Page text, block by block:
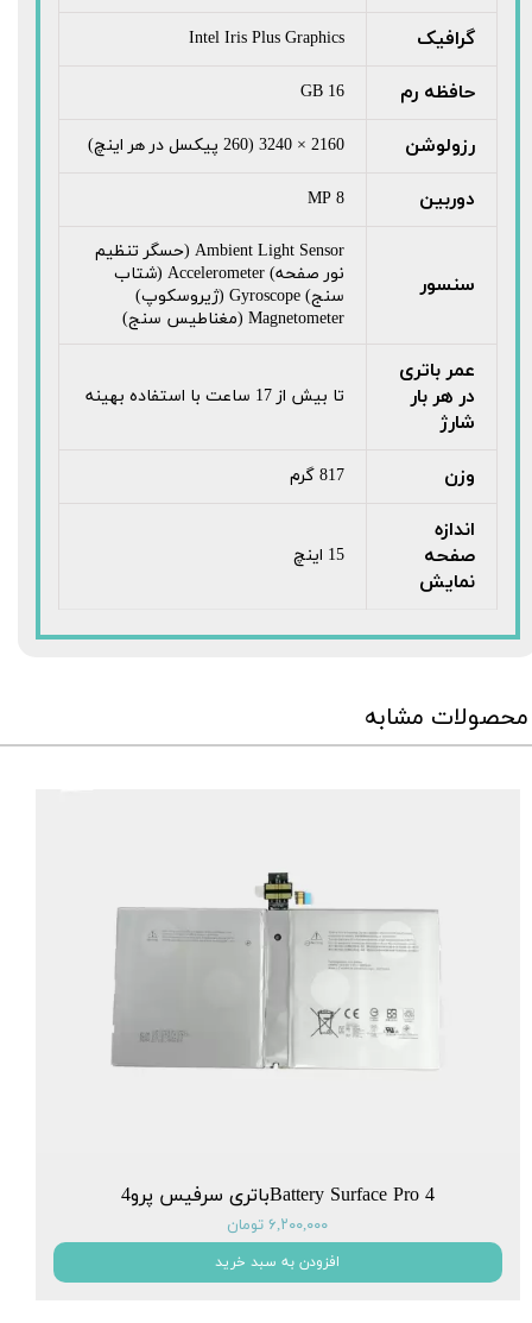
گرافیک Intel Iris Plus Graphics
حافظه رم 16 GB
رزولوشن 2160 × 3240 (260 پیکسل در هر اینچ)
دوربین 8 MP
سنسور
Ambient Light Sensor (حسگر تنظیم
نور صفحه) Accelerometer (شتاب
سنج) Gyroscope (ژیروسکوپ)
Magnetometer (مغناطیس سنج)
عمر باتری
در هر بار
شارژ
تا بیش از 17 ساعت با استفاده بهینه
وزن 817 گرم
اندازه
صفحه
نمایش
15 اینچ
محصولات مشابه
Battery Surface Pro 4باتری سرفیس پرو4
۶,۲۰۰,۰۰۰ تومان
افزودن به سبد خرید